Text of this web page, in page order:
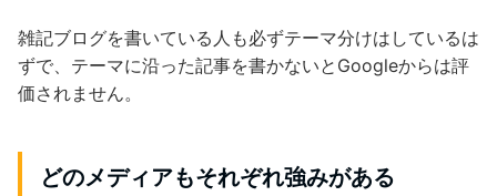
雑記ブログを書いている人も必ずテーマ分けはしているは
ずで、テーマに沿った記事を書かないとGoogleからは評
価されません。
どのメディアもそれぞれ強みがある